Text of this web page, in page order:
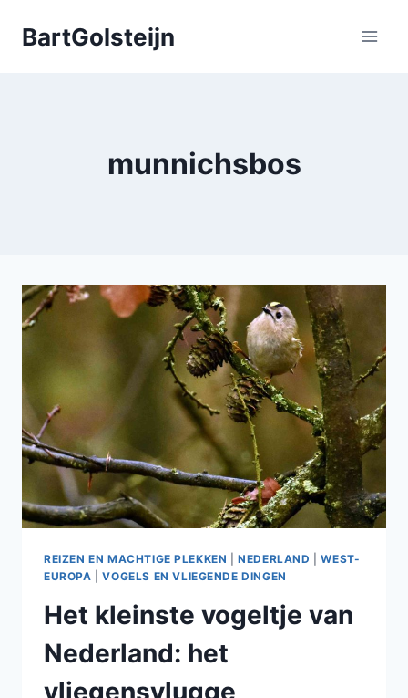
naarBartGolsteijn
munnichsbos
REIZEN EN MACHTIGE PLEKKEN |NEDERLAND |WEST-
EUROPA
|VOGELS EN VLIEGENDE DINGEN
Het kleinste vogeltje van
Nederland: het
vliegensvlugge